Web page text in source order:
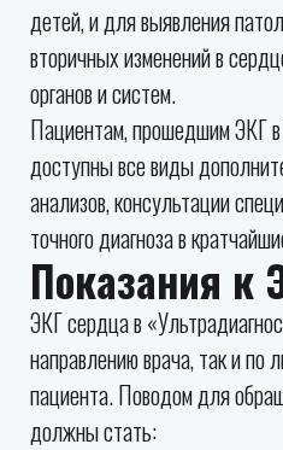
детей, и для выявления
вторичных изменений в
органов и систем.
Пациентам, прошедшим ЭКГ в
доступны все виды
анализов, консультации
точного диагноза в
Показания к
ЭКГ сердца в
направлению врача, так и по
пациента. Поводом для
должны стать: